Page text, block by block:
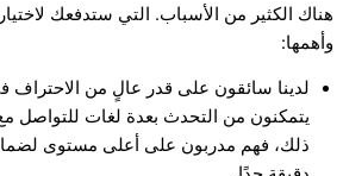
هناك الكثير من الأسباب. التي ستدفعك لاختيار
وأهمها:
لدينا سائقون على قدر عالٍ من
يتمكنون من التحدث بعدة لغات للتواصل
ذلك، فهم مدربون على أعلى مستوى